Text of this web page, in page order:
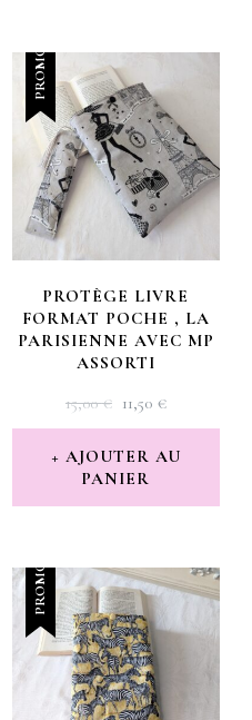
PROMO !
PROTÈGE LIVRE
FORMAT POCHE , LA
PARISIENNE AVEC MP
ASSORTI
15,00€ LE
PRIX
INITIAL
ÉTAIT :
15,00 €.
11,50 €LE
PRIX
ACTUEL
11,50 €.
AJOUTER AU
PANIER
PROMO !